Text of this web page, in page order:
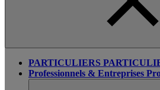
PARTICULIERS
Professionnels & Entreprises